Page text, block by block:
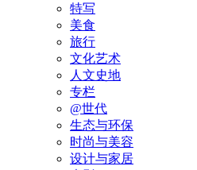
特写
美食
旅行
文化艺术
人文史地
专栏
@世代
生态与环保
时尚与美容
设计与家居